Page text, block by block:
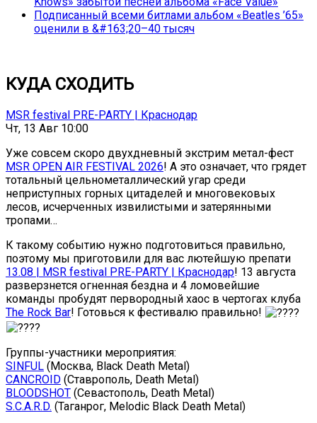
Подписанный всеми битлами альбом «Beatles ’65»
оценили в &#163;20–40 тысяч
КУДА СХОДИТЬ
MSR festival PRE-PARTY | Краснодар
Чт, 13 Авг 10:00
Уже совсем скоро двухдневный экстрим метал-фест
MSR OPEN AIR FESTIVAL 2026! А это означает, что грядет
тотальный цельнометаллический угар среди
неприступных горных цитаделей и многовековых
лесов, исчерченных извилистыми и затерянными
тропами…
К такому событию нужно подготовиться правильно,
поэтому мы приготовили для вас лютейшую препати
13.08 | MSR festival PRE-PARTY | Краснодар! 13 августа
разверзнется огненная бездна и 4 ломовейшие
команды пробудят первородный хаос в чертогах клуба
The Rock Bar! Готовься к фестивалю правильно!
Группы-участники мероприятия:
SINFUL (Москва, Black Death Metal)
CANCROID (Ставрополь, Death Metal)
BLOODSHOT (Севастополь, Death Metal)
S.C.A.R.D. (Таганрог, Melodic Black Death Metal)